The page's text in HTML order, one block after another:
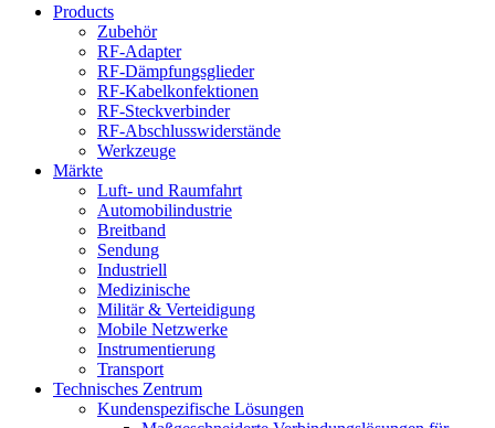
Products
Zubehör
RF-Adapter
RF-Dämpfungsglieder
RF-Kabelkonfektionen
RF-Steckverbinder
RF-Abschlusswiderstände
Werkzeuge
Märkte
Luft- und Raumfahrt
Automobilindustrie
Breitband
Sendung
Industriell
Medizinische
Militär & Verteidigung
Mobile Netzwerke
Instrumentierung
Transport
Technisches Zentrum
Kundenspezifische Lösungen